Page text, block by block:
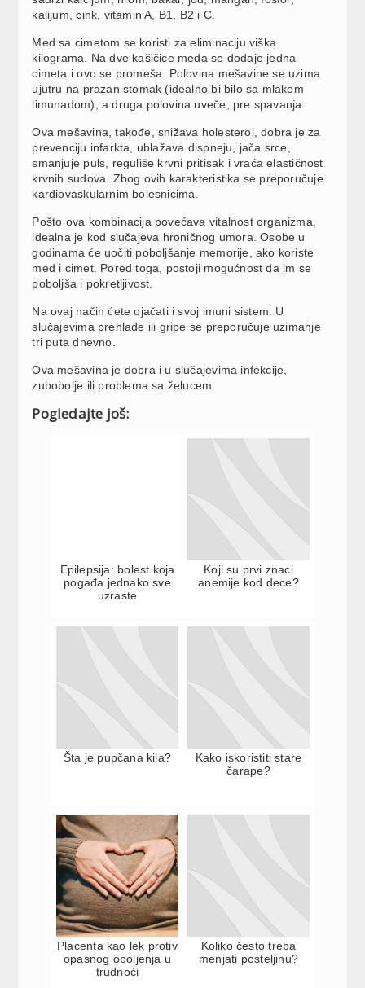
kalijum, cink, vitamin A, B1, B2 i C.
Med sa cimetom se koristi za eliminaciju viška
kilograma. Na dve kašičice meda se dodaje jedna
cimeta i ovo se promeša. Polovina mešavine se uzima
ujutru na prazan stomak (idealno bi bilo sa mlakom
limunadom), a druga polovina uveče, pre spavanja.
Ova mešavina, takođe, snižava holesterol, dobra je za
prevenciju infarkta, ublažava dispneju, jača srce,
smanjuje puls, reguliše krvni pritisak i vraća elastičnost
krvnih sudova. Zbog ovih karakteristika se preporučuje
kardiovaskularnim bolesnicima.
Pošto ova kombinacija povećava vitalnost organizma,
idealna je kod slučajeva hroničnog umora. Osobe u
godinama će uočiti poboljšanje memorije, ako koriste
med i cimet. Pored toga, postoji mogućnost da im se
poboljša i pokretljivost.
Na ovaj način ćete ojačati i svoj imuni sistem. U
slučajevima prehlade ili gripe se preporučuje uzimanje
tri puta dnevno.
Ova mešavina je dobra i u slučajevima infekcije,
zubobolje ili problema sa želucem.
Pogledajte još:
Epilepsija: bolest koja
pogađa jednako sve
uzraste
Koji su prvi znaci
anemije kod dece?
Šta je pupčana kila?
Kako iskoristiti stare
čarape?
Placenta kao lek protiv
opasnog oboljenja u
trudnoći
Koliko često treba
menjati posteljinu?